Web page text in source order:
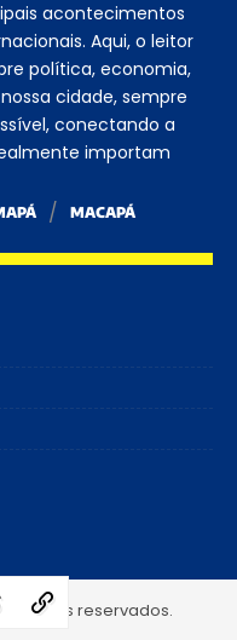
acontecimentos
Aqui, o leitor
política, economia,
cidade, sempre
conectando a
importam
MACAPÁ
direitos reservados.